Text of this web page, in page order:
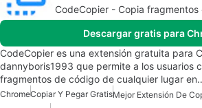
CodeCopier - Copia
Descargar gratis para
CodeCopier es una extensión gratuita para
dannyboris1993 que permite a los usuarios
fragmentos de código de cualquier lugar
ChromeCopiar Y Pegar Gratis